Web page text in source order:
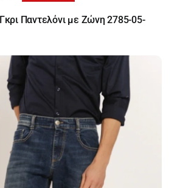
Παντελόνι με Ζώνη 2785-05-